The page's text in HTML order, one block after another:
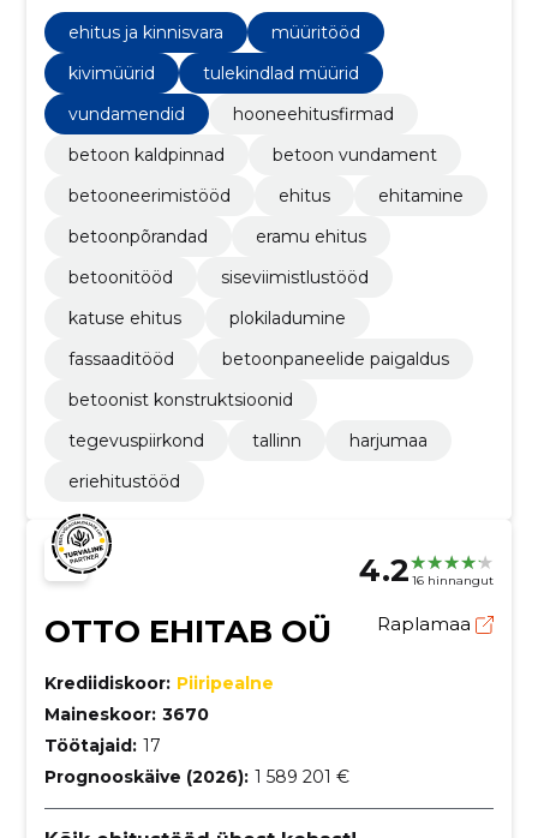
klientidele professionaalse töö ning rahulolu.
ehitus ja kinnisvara
müüritööd
kivimüürid
tulekindlad müürid
vundamendid
hooneehitusfirmad
betoon kaldpinnad
betoon vundament
betooneerimistööd
ehitus
ehitamine
betoonpõrandad
eramu ehitus
betoonitööd
siseviimistlustööd
katuse ehitus
plokiladumine
fassaaditööd
betoonpaneelide paigaldus
betoonist konstruktsioonid
tegevuspiirkond
tallinn
harjumaa
eriehitustööd
4.2 16 hinnangut
OTTO EHITAB OÜ Raplamaa
Krediidiskoor: Piiripealne
Maineskoor: 3670
Töötajaid: 17
Prognooskäive (2026): 1 589 201 €